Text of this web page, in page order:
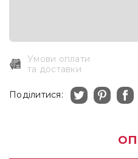
Умови оплати
та доставки
Поділитися: